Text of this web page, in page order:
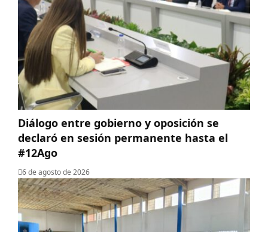
Diálogo entre gobierno y oposición se
declaró en sesión permanente hasta el
#12Ago
6 de agosto de 2026